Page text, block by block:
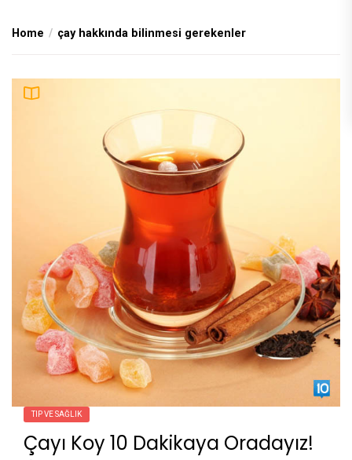
Home çay hakkında bilinmesi gerekenler
TIP VE SAĞLIK
Çayı Koy 10 Dakikaya Oradayız!